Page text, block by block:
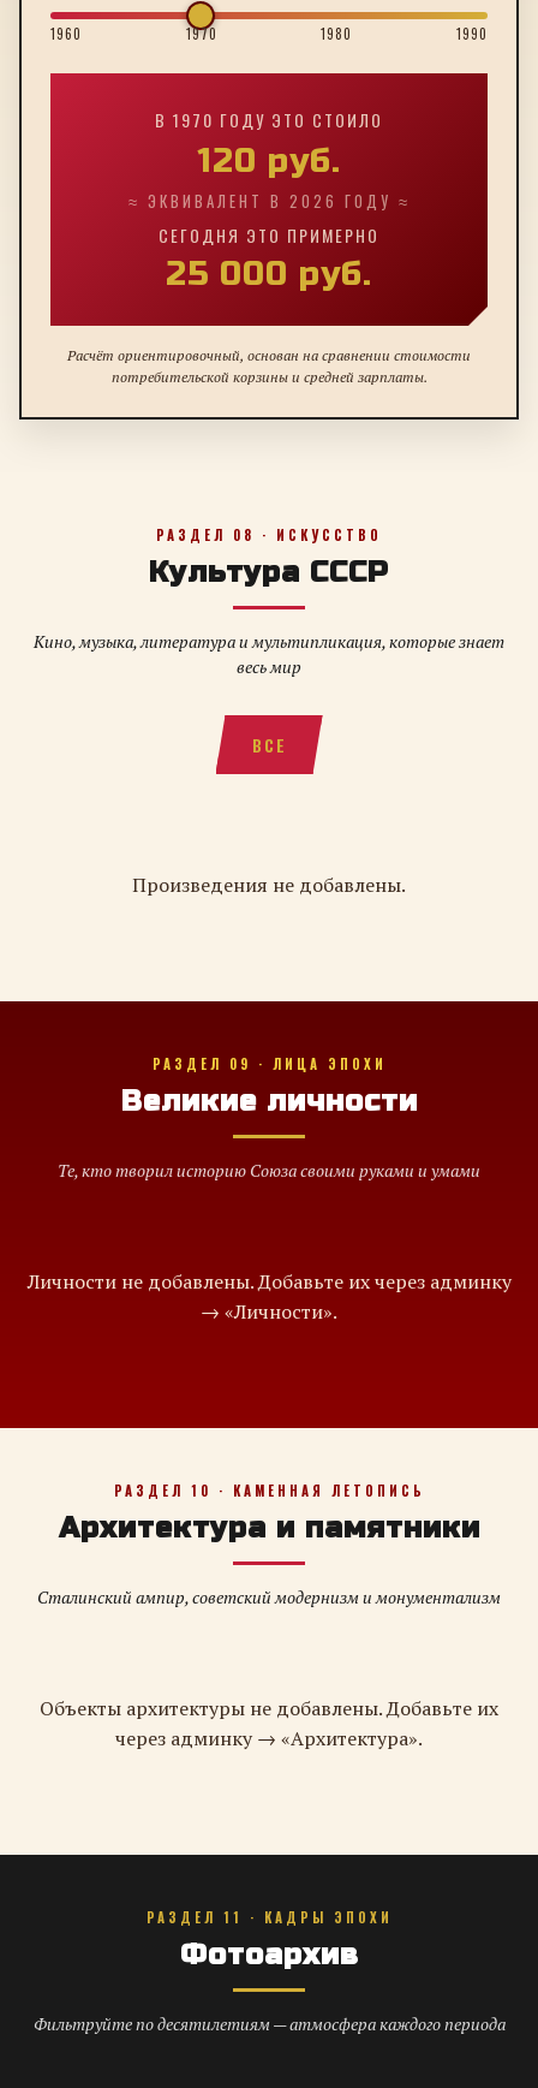
1960 1970 1980 1990
В 1970 ГОДУ ЭТО СТОИЛО
120 руб.
≈ ЭКВИВАЛЕНТ В 2026 ГОДУ ≈
СЕГОДНЯ ЭТО ПРИМЕРНО
25 000 руб.
Расчёт ориентировочный, основан на сравнении стоимости
потребительской корзины и средней зарплаты.
РАЗДЕЛ 08 · ИСКУССТВО
Культура СССР
Кино, музыка, литература и мультипликация, которые знает
весь мир
ВСЕ
Произведения не добавлены.
РАЗДЕЛ 09 · ЛИЦА ЭПОХИ
Великие личности
Те, кто творил историю Союза своими руками и умами
Личности не добавлены. Добавьте их через админку
→ «Личности».
РАЗДЕЛ 10 · КАМЕННАЯ ЛЕТОПИСЬ
Архитектура и памятники
Сталинский ампир, советский модернизм и монументализм
Объекты архитектуры не добавлены. Добавьте их
через админку → «Архитектура».
РАЗДЕЛ 11 · КАДРЫ ЭПОХИ
Фотоархив
Фильтруйте по десятилетиям — атмосфера каждого периода